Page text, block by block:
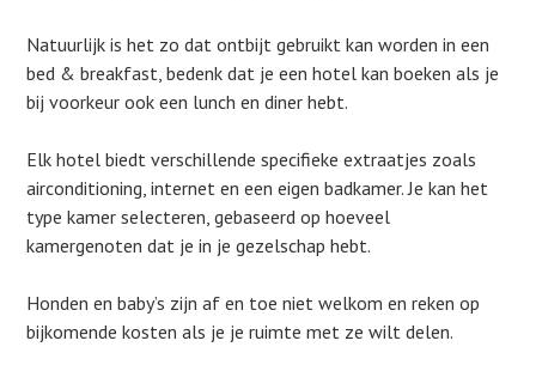
Natuurlijk is het zo dat ontbijt gebruikt kan worden in een
bed & breakfast, bedenk dat je een hotel kan boeken als je
bij voorkeur ook een lunch en diner hebt.
Elk hotel biedt verschillende specifieke extraatjes zoals
airconditioning, internet en een eigen badkamer. Je kan het
type kamer selecteren, gebaseerd op hoeveel
kamergenoten dat je in je gezelschap hebt.
Honden en baby’s zijn af en toe niet welkom en reken op
bijkomende kosten als je je ruimte met ze wilt delen.